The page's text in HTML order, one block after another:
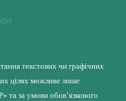
текстових чи графічних
цілях можливе лише
за умови обов’язкового